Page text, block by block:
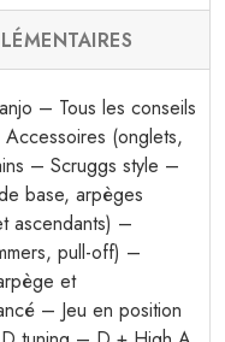
– Tous les conseils
(onglets,
– Scruggs style –
base, arpèges
ascendants) –
pull-off) –
et
– Jeu en position